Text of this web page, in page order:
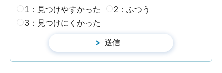
1：見つけやすかった
2：ふつう
3：見つけにくかった